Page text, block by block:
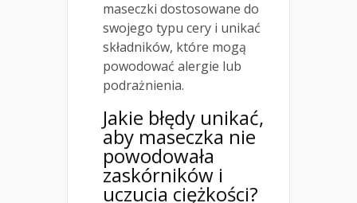
maseczki dostosowane do
swojego typu cery i unikać
składników, które mogą
powodować alergie lub
podrażnienia.
Jakie błędy unikać,
aby maseczka nie
powodowała
zaskórników i
uczucia ciężkości?